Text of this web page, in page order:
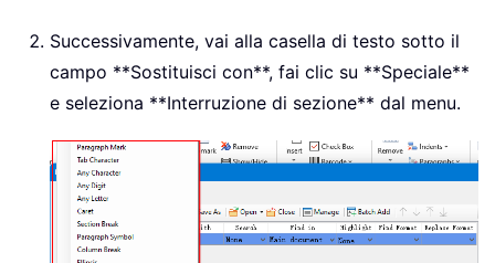
Successivamente, vai alla casella di testo sotto il
campo **Sostituisci con**, fai clic su **Speciale**
e seleziona **Interruzione di sezione** dal menu.